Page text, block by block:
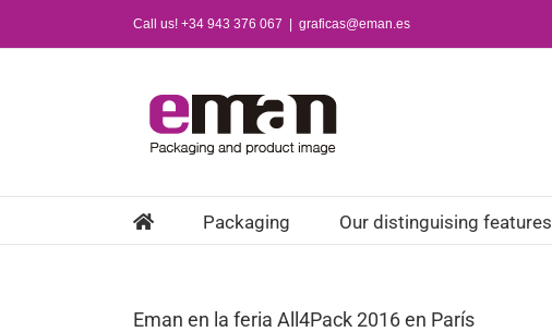
content
Call us! +34 943 376 067 graficas@eman.es
Packaging Our distinguising features
Eman en la feria All4Pack 2016 en París